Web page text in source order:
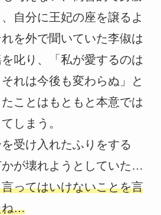
自分に王妃の座を譲るよ
を外で聞いていた李俶は
叱り、「私が愛するのは
れは今後も変わらぬ」と
ことはもともと本意では
しまう。
受け入れたふりをする
が壊れようとしていた…
ってはいけないことを言
ね…